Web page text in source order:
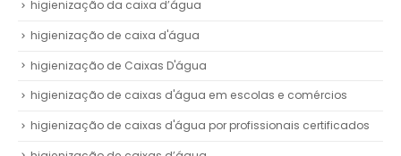
higienização da caixa d’água
higienização de caixa d'água
higienização de Caixas D'água
higienização de caixas d'água em escolas e comércios
higienização de caixas d'água por profissionais certificados